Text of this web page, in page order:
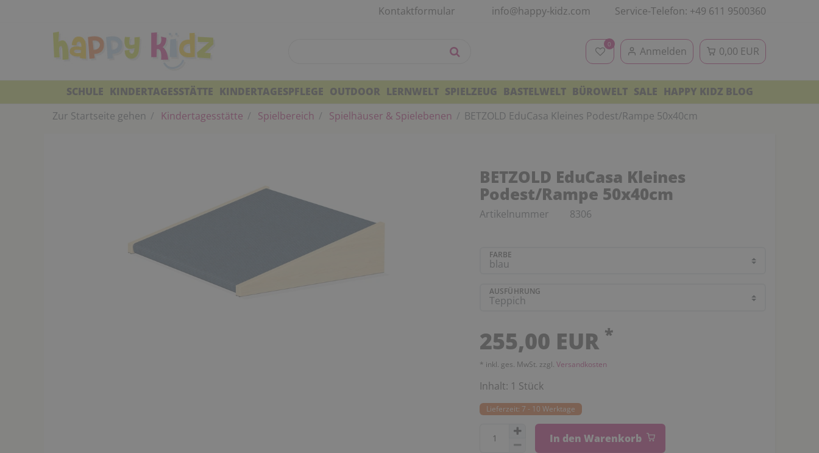
Kontaktformular info@happy-kidz.com Service-Telefon: +49 611 9500360
0
Anmelden 0,00 EUR
SCHULE KINDERTAGESSTÄTTE KINDERTAGESPFLEGE OUTDOOR LERNWELT SPIELZEUG BASTELWELT BÜROWELT SALE HAPPY KIDZ BLOG
Zur Startseite gehen
Kindertagesstätte Spielbereich Spielhäuser & Spielebenen BETZOLD EduCasa Kleines Podest/Rampe 50x40cm
BETZOLD EduCasa Kleines
Podest/Rampe 50x40cm
Artikelnummer 8306
FARBE
AUSFÜHRUNG
255,00 EUR *
* inkl. ges. MwSt. zzgl. Versandkosten
Inhalt: 1 Stück
Lieferzeit: 7 - 10 Werktage
In den Warenkorb